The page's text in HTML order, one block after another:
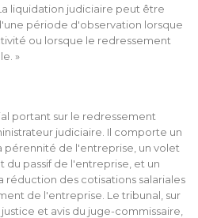
liquidation judiciaire peut être
période d'observation lorsque
ou lorsque le redressement
»
portant sur le redressement
judiciaire. Il comporte un
pérennité de l'entreprise, un volet
du passif de l'entreprise, et un
réduction des cotisations salariales
de l'entreprise. Le tribunal, sur
et avis du juge-commissaire,